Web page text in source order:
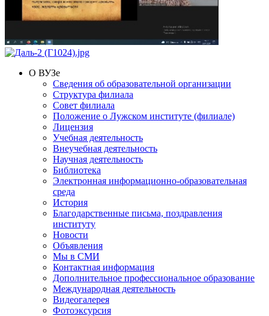
О ВУЗе
Сведения об образовательной организации
Структура филиала
Совет филиала
Положение о Лужском институте (филиале)
Лицензия
Учебная деятельность
Внеучебная деятельность
Научная деятельность
Библиотека
Электронная информационно-образовательная
среда
История
Благодарственные письма, поздравления
институту
Новости
Объявления
Мы в СМИ
Контактная информация
Дополнительное профессиональное образование
Международная деятельность
Видеогалерея
Фотоэксурсия